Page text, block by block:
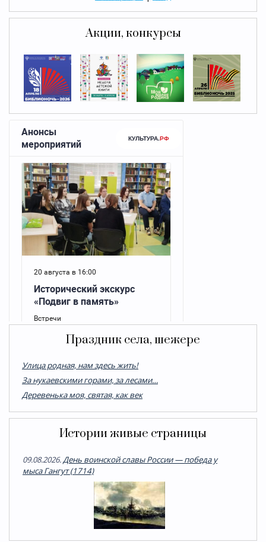
Акции, конкурсы
Праздник села, шежере
Улица родная, нам здесь жить!
За нукаевскими горами, за лесами…
Деревенька моя, святая, как век
Истории живые страницы
09.08.2026.День воинской славы России — победа у
мыса Гангут (1714)